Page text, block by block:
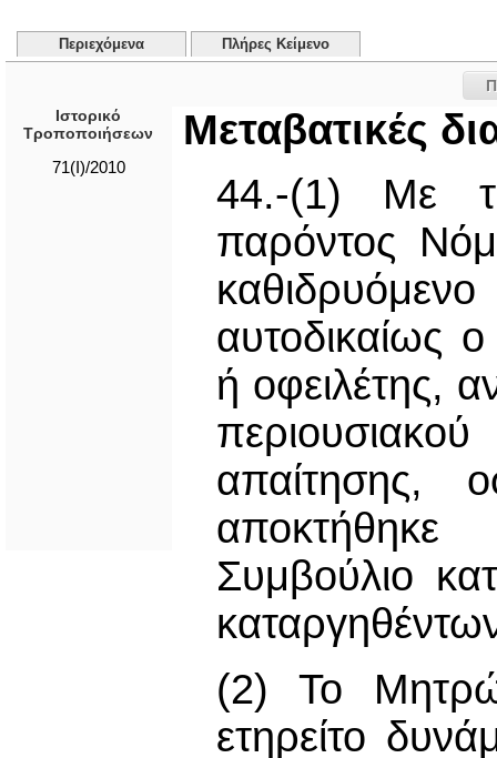
Περιεχόμενα Πλήρες Κείμενο
Ιστορικό
Τροποποιήσεων
71(I)/2010
Μεταβατικές
44.-(1) Με
παρόντος
αυτοδικαίως ο
ή οφειλέτης,
απαίτησης,
Συμβούλιο
(2) Το
ετηρείτο